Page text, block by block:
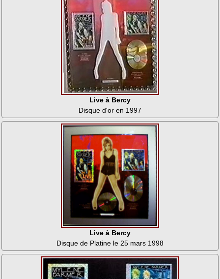
Live à Bercy
Disque d'or en 1997
Live à Bercy
Disque de Platine le 25 mars 1998